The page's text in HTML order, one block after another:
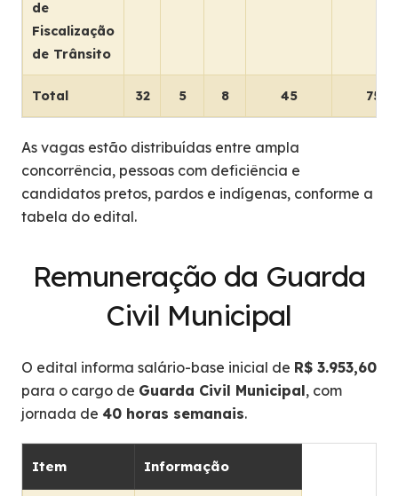
de
Fiscalização
de Trânsito
Total 32 5 8 45 75
As vagas estão distribuídas entre ampla
concorrência, pessoas com deficiência e
candidatos pretos, pardos e indígenas, conforme a
tabela do edital.
Remuneração da Guarda
Civil Municipal
O edital informa salário-base inicial de R$ 3.953,60
para o cargo de Guarda Civil Municipal, com
jornada de 40 horas semanais.
Item Informação